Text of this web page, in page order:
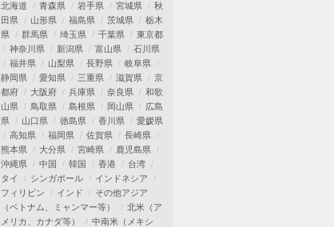
北海道 青森県 岩手県 宮城県
秋
田県
山形県 福島県 茨城県
栃木
県
群馬県 埼玉県 千葉県
東京都
神奈川県
新潟県 富山県
石川県
福井県
山梨県 長野県
岐阜県
静岡県
愛知県 三重県 滋賀県
京
都府
大阪府 兵庫県 奈良県
和歌
山県
鳥取県 島根県 岡山県
広島
県
山口県 徳島県 香川県
愛媛県
高知県
福岡県 佐賀県
長崎県
熊本県
大分県 宮崎県
鹿児島県
沖縄県
中国 韓国 香港
台湾
タイ
シンガポール
インドネシア
フィリピン
インド
その他アジア
（ベトナム、ミャンマー等）
北米（ア
メリカ、カナダ等）
中南米（メキシ